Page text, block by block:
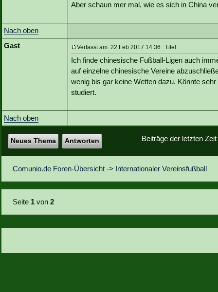
Aber schaun mer mal, wie es sich in China
Nach oben
Gast
Verfasst am: 22 Feb 2017 14:36 Titel:
Ich finde chinesische Fußball-Ligen auch
auf einzelne chinesische Vereine
wenig bis gar keine Wetten dazu. Könnte
studiert.
Nach oben
Beiträge der letzten
Neues Thema Antworten
Comunio.de Foren-Übersicht -> Internationaler Vereinsfußball
Seite 1 von2